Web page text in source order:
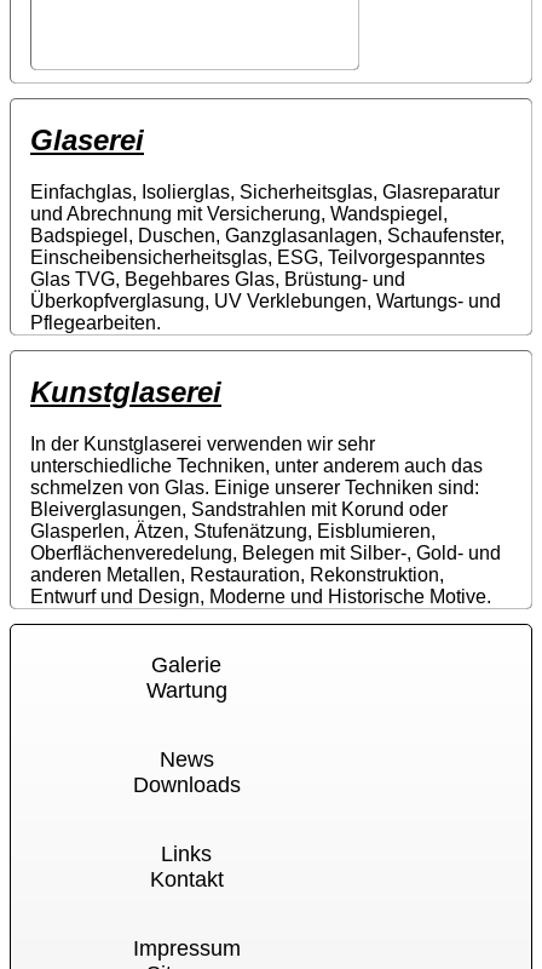
Glaserei
Einfachglas, Isolierglas, Sicherheitsglas, Glasreparatur
und Abrechnung mit Versicherung, Wandspiegel,
Badspiegel, Duschen, Ganzglasanlagen, Schaufenster,
Einscheibensicherheitsglas, ESG, Teilvorgespanntes
Glas TVG, Begehbares Glas, Brüstung- und
Überkopfverglasung, UV Verklebungen, Wartungs- und
Pflegearbeiten.
Kunstglaserei
In der Kunstglaserei verwenden wir sehr
unterschiedliche Techniken, unter anderem auch das
schmelzen von Glas. Einige unserer Techniken sind:
Bleiverglasungen, Sandstrahlen mit Korund oder
Glasperlen, Ätzen, Stufenätzung, Eisblumieren,
Oberflächenveredelung, Belegen mit Silber-, Gold- und
anderen Metallen, Restauration, Rekonstruktion,
Entwurf und Design, Moderne und Historische Motive.
Galerie
Wartung
News
Downloads
Links
Kontakt
Impressum